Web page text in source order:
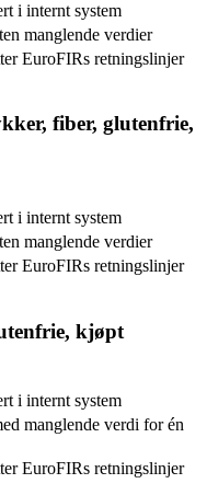
i internt system
manglende verdier
EuroFIRs retningslinjer
fiber, glutenfrie,
i internt system
manglende verdier
EuroFIRs retningslinjer
kjøpt
i internt system
manglende verdi for én
EuroFIRs retningslinjer